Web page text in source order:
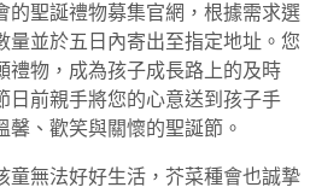
的聖誕禮物募集官網，根據需求選
量並於五日內寄出至指定地址。您
禮物，成為孩子成長路上的及時
日前親手將您的心意送到孩子手
馨、歡笑與關懷的聖誕節。
童無法好好生活，芥菜種會也誠摯